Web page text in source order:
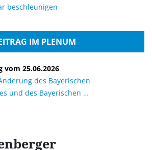
beschleunigen
IM PLENUM
vom 25.06.2026
des Bayerischen
und des Bayerischen